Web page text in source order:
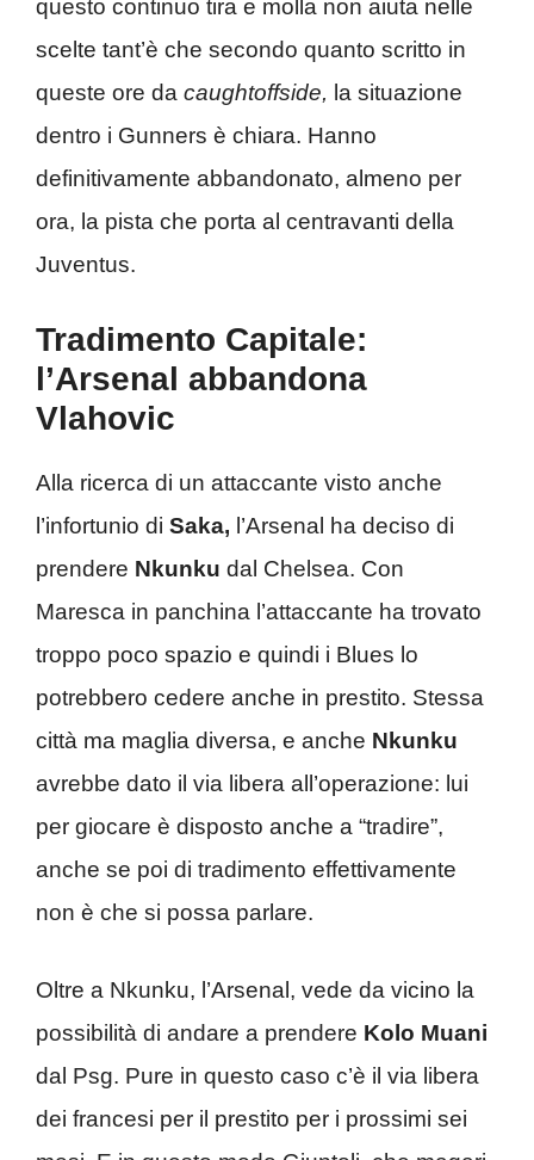
questo continuo tira e molla non aiuta nelle
scelte tant’è che secondo quanto scritto in
queste ore da caughtoffside, la situazione
dentro i Gunners è chiara. Hanno
definitivamente abbandonato, almeno per
ora, la pista che porta al centravanti della
Juventus.
Tradimento Capitale:
l’Arsenal abbandona
Vlahovic
Alla ricerca di un attaccante visto anche
l’infortunio di Saka, l’Arsenal ha deciso di
prendere Nkunku dal Chelsea. Con
Maresca in panchina l’attaccante ha trovato
troppo poco spazio e quindi i Blues lo
potrebbero cedere anche in prestito. Stessa
città ma maglia diversa, e anche Nkunku
avrebbe dato il via libera all’operazione: lui
per giocare è disposto anche a “tradire”,
anche se poi di tradimento effettivamente
non è che si possa parlare.
Oltre a Nkunku, l’Arsenal, vede da vicino la
possibilità di andare a prendere Kolo Muani
dal Psg. Pure in questo caso c’è il via libera
dei francesi per il prestito per i prossimi sei